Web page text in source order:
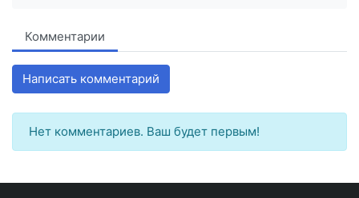
Комментарии
Написать комментарий
Нет комментариев. Ваш будет первым!